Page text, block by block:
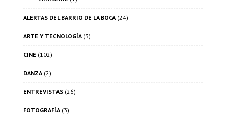
ALERTAS DEL BARRIO DE LA BOCA (24)
ARTE Y TECNOLOGÍA (3)
CINE (102)
DANZA (2)
ENTREVISTAS (26)
FOTOGRAFÍA (3)